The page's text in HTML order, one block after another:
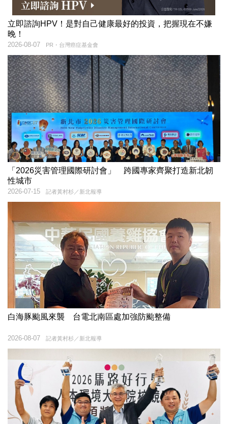
立即諮詢HPV！是對自己健康最好的投資，把握現在不嫌
晚！
PR・台灣癌症基金會
2026-08-07
「2026災害管理國際研討會」 跨國專家齊聚打造新北韌
性城市
記者黃村杉／新北報導
2026-07-15
白海豚颱風來襲 台電北南區處加強防颱整備
記者黃村杉／新北報導
2026-08-07